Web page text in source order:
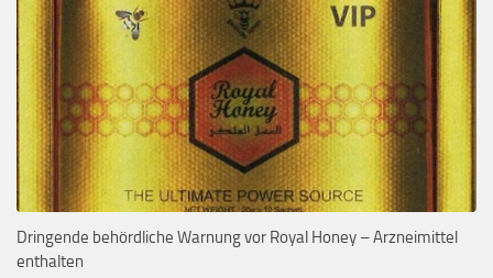
Dringende behördliche Warnung vor Royal Honey – Arzneimittel
enthalten